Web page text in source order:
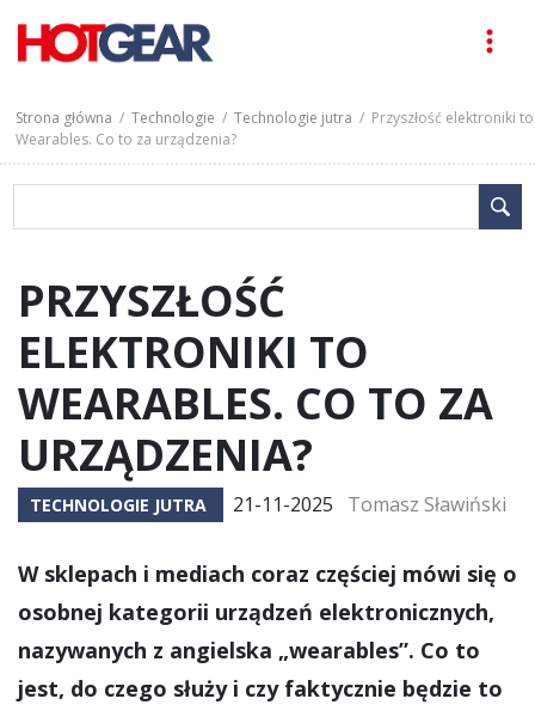
Strona główna /Technologie /Technologie jutra / Przyszłość elektroniki to
Wearables. Co to za urządzenia?
PRZYSZŁOŚĆ
ELEKTRONIKI TO
WEARABLES. CO TO ZA
URZĄDZENIA?
TECHNOLOGIE JUTRA 21-11-2025 Tomasz Sławiński
W sklepach i mediach coraz częściej mówi się o
osobnej kategorii urządzeń elektronicznych,
nazywanych z angielska „wearables”. Co to
jest, do czego służy i czy faktycznie będzie to